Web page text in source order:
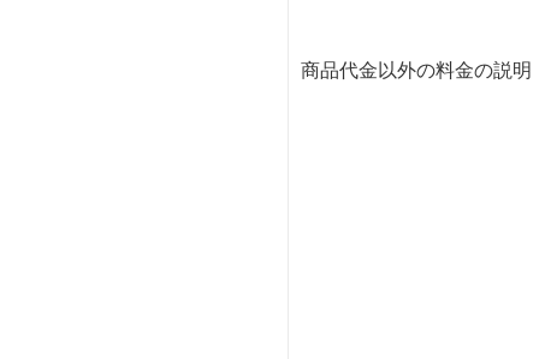
商品代金以外の料金の説明